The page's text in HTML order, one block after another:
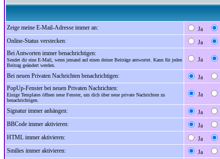
Zeige meine E-Mail-Adresse immer an:
Ja
Online-Status verstecken:
Ja
Bei Antworten immer benachrichtigen:
Sendet dir eine E-Mail, wenn jemand auf einen deiner Beiträge antwortet. Kann für jeden
Beitrag geändert werden.
Ja
Bei neuen Privaten Nachrichten benachrichtigen:
Ja
PopUp-Fenster bei neuen Privaten Nachrichten:
Einige Templates öffnen neue Fenster, um dich über neue private Nachrichten zu
benachrichtigen.
Ja
Signatur immer anhängen:
Ja
BBCode immer aktivieren:
Ja
HTML immer aktivieren:
Ja
Smilies immer aktivieren:
Ja